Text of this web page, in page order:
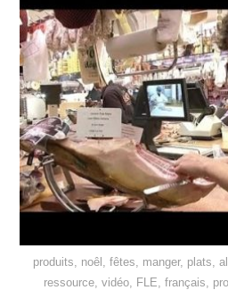
produits, noêl, fêtes, manger, plats,
ressource, vidéo, FLE, français,